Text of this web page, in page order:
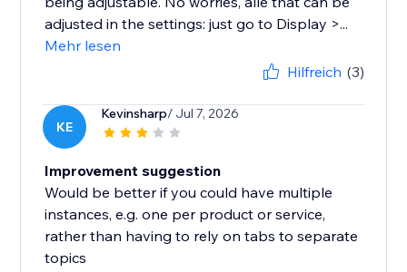
adjusted in the settings: just go to Display >...
Mehr lesen
Hilfreich (3)
KE
Kevinsharp/ Jul 7, 2026
Improvement suggestion
Would be better if you could have multiple
instances, e.g. one per product or service,
rather than having to rely on tabs to separate
topics